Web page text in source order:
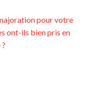
pour votre
ont-ils bien pris en